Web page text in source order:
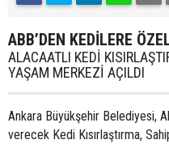
ABB’DEN KEDİLERE
ALACAATLI KEDİ
YAŞAM MERKEZİ AÇILDI
Ankara Büyükşehir Belediyesi,
verecek Kedi Kısırlaştırma,